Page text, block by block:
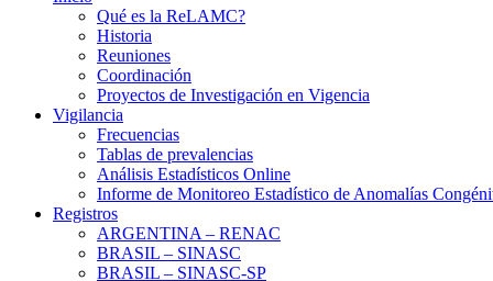
Qué es la ReLAMC?
Historia
Reuniones
Coordinación
Proyectos de Investigación en Vigencia
Vigilancia
Frecuencias
Tablas de prevalencias
Análisis Estadísticos Online
Informe de Monitoreo Estadístico de Anomalías
Registros
ARGENTINA – RENAC
BRASIL – SINASC
BRASIL – SINASC-SP